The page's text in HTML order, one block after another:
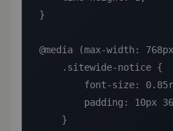
}
@media (max-width: